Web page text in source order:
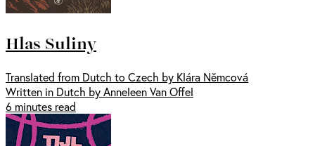
Hlas Suliny
Translated from Dutch to Czech by Klára Němcová
Written in Dutch by Anneleen Van Offel
6 minutes read